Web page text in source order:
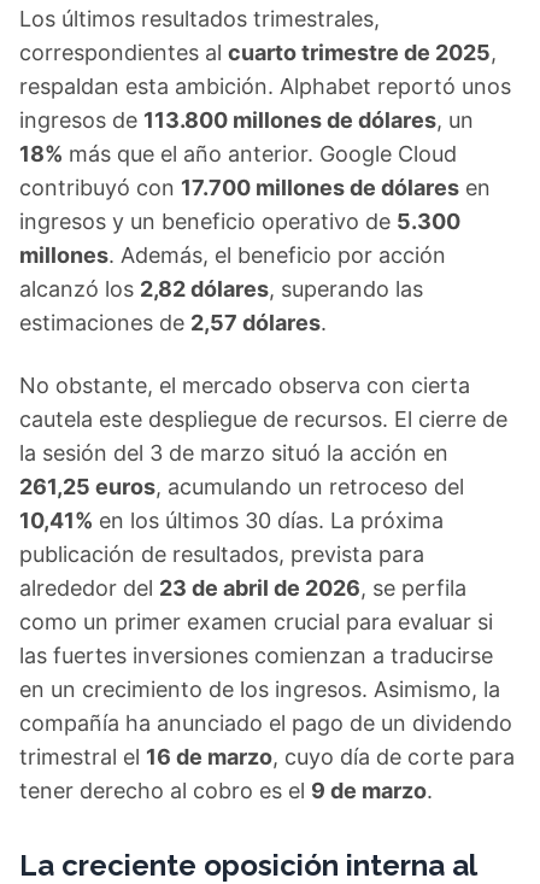
Los últimos resultados trimestrales,
correspondientes al cuarto trimestre de 2025,
respaldan esta ambición. Alphabet reportó unos
ingresos de 113.800 millones de dólares, un
18% más que el año anterior. Google Cloud
contribuyó con 17.700 millones de dólares en
ingresos y un beneficio operativo de 5.300
millones. Además, el beneficio por acción
alcanzó los 2,82 dólares, superando las
estimaciones de 2,57 dólares.
No obstante, el mercado observa con cierta
cautela este despliegue de recursos. El cierre de
la sesión del 3 de marzo situó la acción en
261,25 euros, acumulando un retroceso del
10,41% en los últimos 30 días. La próxima
publicación de resultados, prevista para
alrededor del 23 de abril de 2026, se perfila
como un primer examen crucial para evaluar si
las fuertes inversiones comienzan a traducirse
en un crecimiento de los ingresos. Asimismo, la
compañía ha anunciado el pago de un dividendo
trimestral el 16 de marzo, cuyo día de corte para
tener derecho al cobro es el 9 de marzo.
La creciente oposición interna al